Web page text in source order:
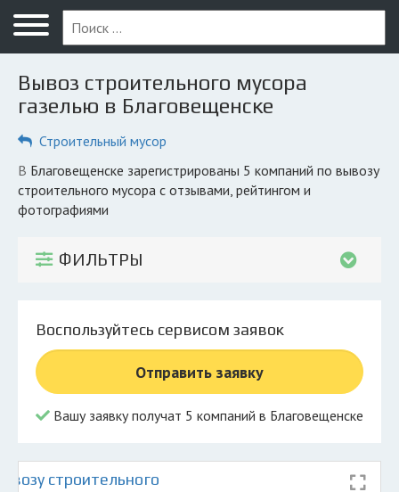
Меню
Главная
Вопрос юристу
Компании
КОМПАНИЯМ
© 2026 Все права защищены
Вывоз строительного мусора
газелью в Благовещенске
Строительный мусор
в Благовещенске зарегистрированы 5 компаний по вывозу
строительного мусора с отзывами, рейтингом и
фотографиями
ФИЛЬТРЫ
Воспользуйтесь сервисом заявок
Отправить заявку
Вашу заявку получат 5 компаний в Благовещенске
строительного